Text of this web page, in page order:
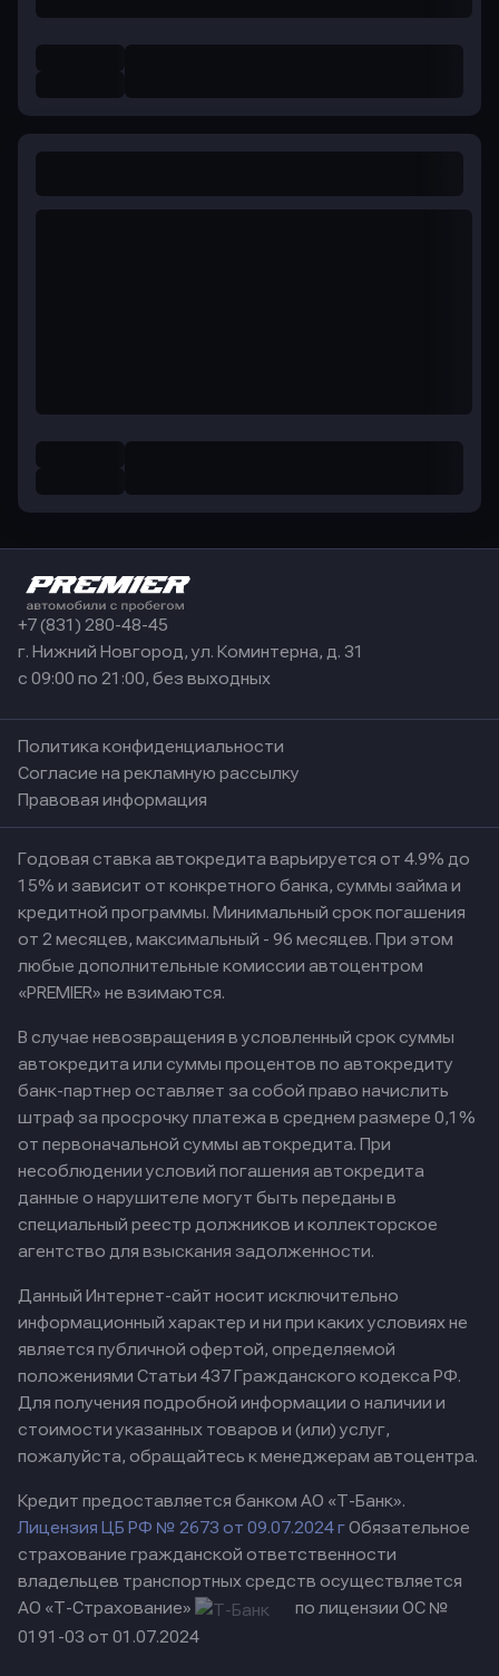
+7 (831) 280-48-45
г. Нижний Новгород, ул. Коминтерна, д. 31
с 09:00 по 21:00, без выходных
Политика конфиденциальности
Согласие на рекламную рассылку
Правовая информация
Годовая ставка автокредита варьируется от 4.9% до
15% и зависит от конкретного банка, суммы займа и
кредитной программы. Минимальный срок погашения
от 2 месяцев, максимальный - 96 месяцев. При этом
любые дополнительные комиссии автоцентром
«PREMIER» не взимаются.
В случае невозвращения в условленный срок суммы
автокредита или суммы процентов по автокредиту
банк-партнер оставляет за собой право начислить
штраф за просрочку платежа в среднем размере 0,1%
от первоначальной суммы автокредита. При
несоблюдении условий погашения автокредита
данные о нарушителе могут быть переданы в
специальный реестр должников и коллекторское
агентство для взыскания задолженности.
Данный Интернет-сайт носит исключительно
информационный характер и ни при каких условиях не
является публичной офертой, определяемой
положениями Статьи 437 Гражданского кодекса РФ.
Для получения подробной информации о наличии и
стоимости указанных товаров и (или) услуг,
пожалуйста, обращайтесь к менеджерам автоцентра.
Кредит предоставляется банком АО «Т-Банк».
Лицензия ЦБ РФ № 2673 от 09.07.2024 гОбязательное
страхование гражданской ответственности
владельцев транспортных средств осуществляется
АО «Т-Страхование»
по лицензии ОС №
0191-03 от 01.07.2024